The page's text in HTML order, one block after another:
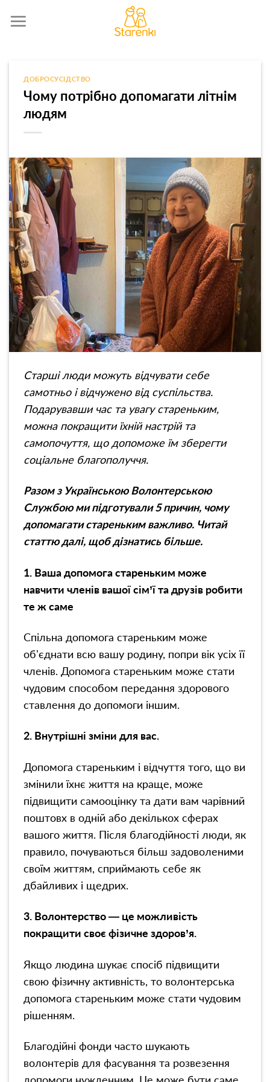
ДОБРОСУСІДСТВО
Чому потрібно допомагати літнім
людям
Старші люди можуть відчувати себе
самотньо і відчужено від суспільства.
Подарувавши час та увагу стареньким,
можна покращити їхній настрій та
самопочуття, що допоможе їм зберегти
соціальне благополуччя.
Разом з Українською Волонтерською
Службою ми підготували 5 причин, чому
допомагати стареньким важливо. Читай
статтю далі, щоб дізнатись більше.
1. Ваша допомога стареньким може
навчити членів вашої сім’ї та друзів робити
те ж саме
Спільна допомога стареньким може
обʼєднати всю вашу родину, попри вік усіх її
членів. Допомога стареньким може стати
чудовим способом передання здорового
ставлення до допомоги іншим.
2. Внутрішні зміни для вас.
Допомога стареньким і відчуття того, що ви
змінили їхнє життя на краще, може
підвищити самооцінку та дати вам чарівний
поштовх в одній або декількох сферах
вашого життя. Після благодійності люди, як
правило, почуваються більш задоволеними
своїм життям, сприймають себе як
дбайливих і щедрих.
3. Волонтерство — це можливість
покращити своє фізичне здоров’я.
Якщо людина шукає спосіб підвищити
свою фізичну активність, то волонтерська
допомога стареньким може стати чудовим
рішенням.
Благодійні фонди часто шукають
волонтерів для фасування та розвезення